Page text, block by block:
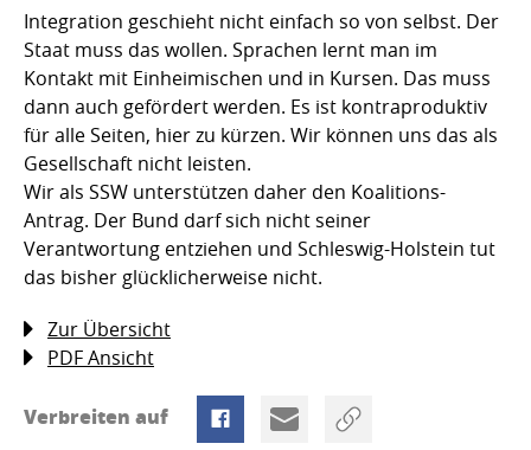
Integration geschieht nicht einfach so von selbst. Der
Staat muss das wollen. Sprachen lernt man im
Kontakt mit Einheimischen und in Kursen. Das muss
dann auch gefördert werden. Es ist kontraproduktiv
für alle Seiten, hier zu kürzen. Wir können uns das als
Gesellschaft nicht leisten.
Wir als SSW unterstützen daher den Koalitions-
Antrag. Der Bund darf sich nicht seiner
Verantwortung entziehen und Schleswig-Holstein tut
das bisher glücklicherweise nicht.
Zur Übersicht
PDF Ansicht
Verbreiten auf